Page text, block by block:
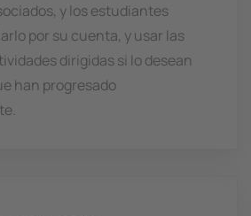
y los estudiantes
por su cuenta, y usar las
dirigidas si lo desean
han progresado